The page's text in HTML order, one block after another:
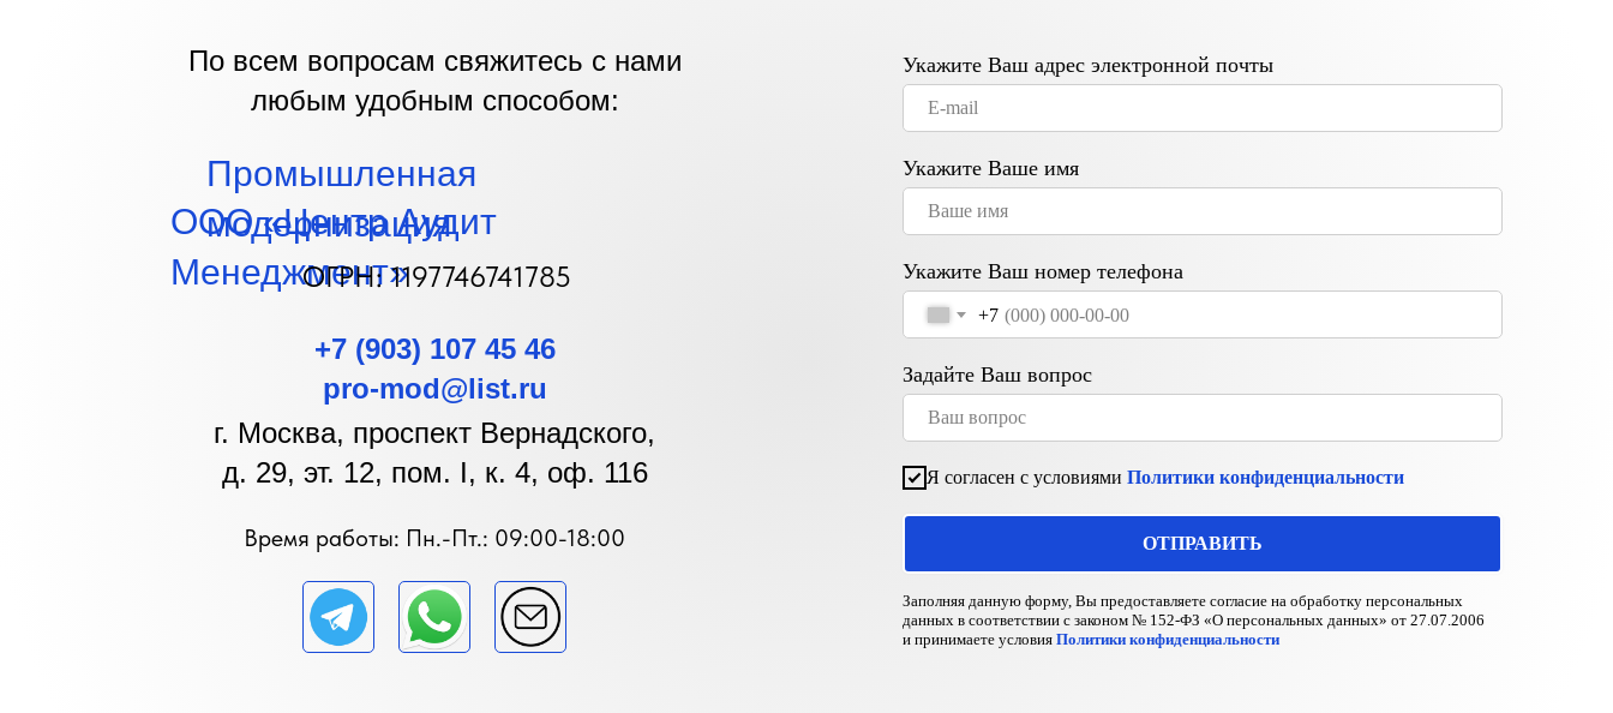
По всем вопросам свяжитесь с нами
любым удобным способом:
Время работы: Пн.-Пт.: 09:00-18:00
Укажите Ваш адрес электронной почты
Укажите Ваше имя
Укажите Ваш номер телефона
+7
Задайте Ваш вопрос
Я согласен с условиями Политики конфиденциальности
ОТПРАВИТЬ
Заполняя данную форму, Вы предоставляете согласие на обработку персональных
данных в соответствии с законом № 152-ФЗ «О персональных данных» от 27.07.2006
и принимаете условия Политики конфиденциальности
Промышленная
модернизация
ООО «Центр Аудит
Менеджмент»ОГРН: 1197746741785
+7 (903) 107 45 46
pro-mod@list.ru
г. Москва, проспект Вернадского,
д. 29, эт. 12, пом. I, к. 4, оф. 116